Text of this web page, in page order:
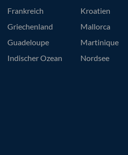
Frankreich
Griechenland
Guadeloupe
Indischer Ozean
Kroatien
Mallorca
Martinique
Nordsee